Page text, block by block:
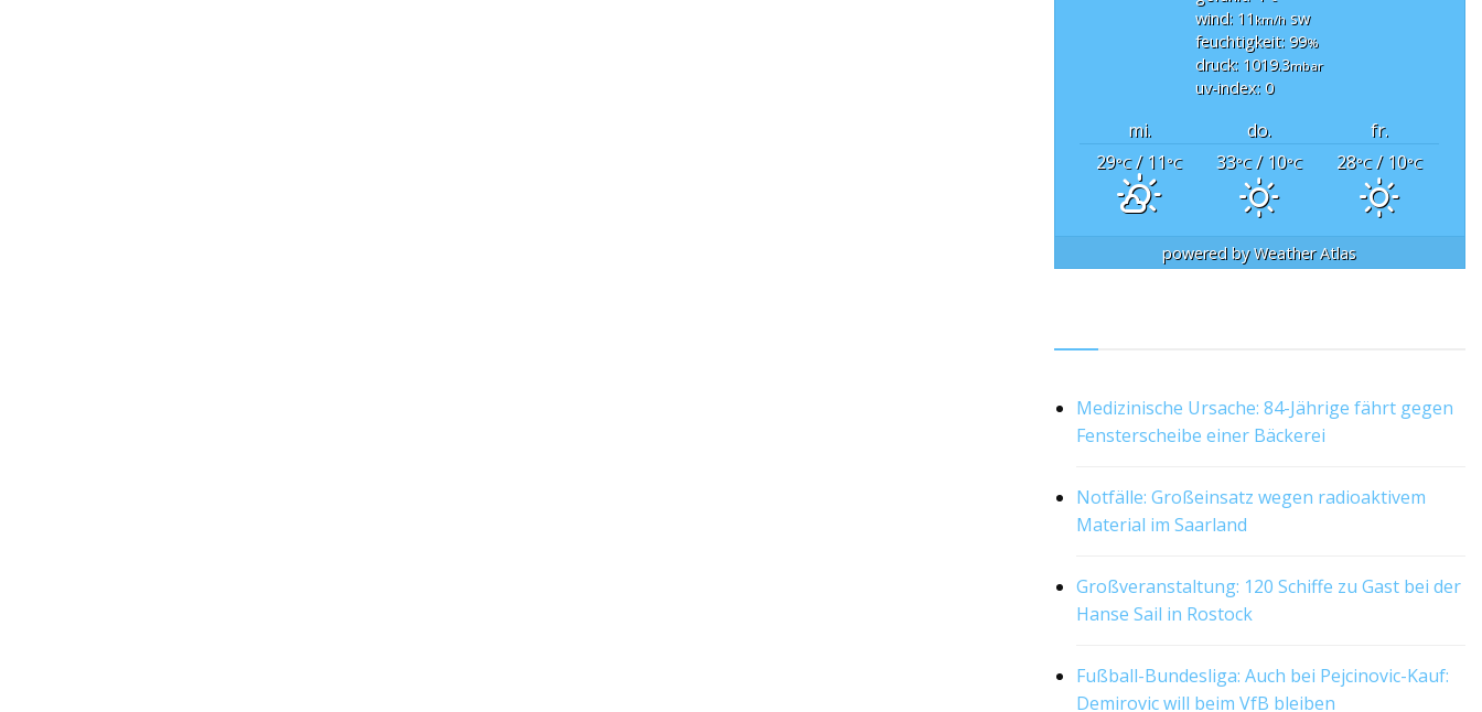
wind: 11 km/h sw
feuchtigkeit: 99%
druck: 1019.3mbar
uv-index: 0
mi. do.
fr.
29°C/ 11°C 33°C/ 10°C 28°C/ 10°C
powered byWeather Atlas
Medizinische Ursache: 84-Jährige fährt gegen
Fensterscheibe einer Bäckerei
Notfälle: Großeinsatz wegen radioaktivem
Material im Saarland
Großveranstaltung: 120 Schiffe zu Gast bei der
Hanse Sail in Rostock
Fußball-Bundesliga: Auch bei Pejcinovic-Kauf:
Demirovic will beim VfB bleiben